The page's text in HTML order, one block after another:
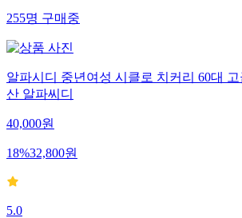
255명 구매중
알파시디 중년여성 시클로 치커리 60대
산 알파씨디
40,000원
18%32,800원
5.0